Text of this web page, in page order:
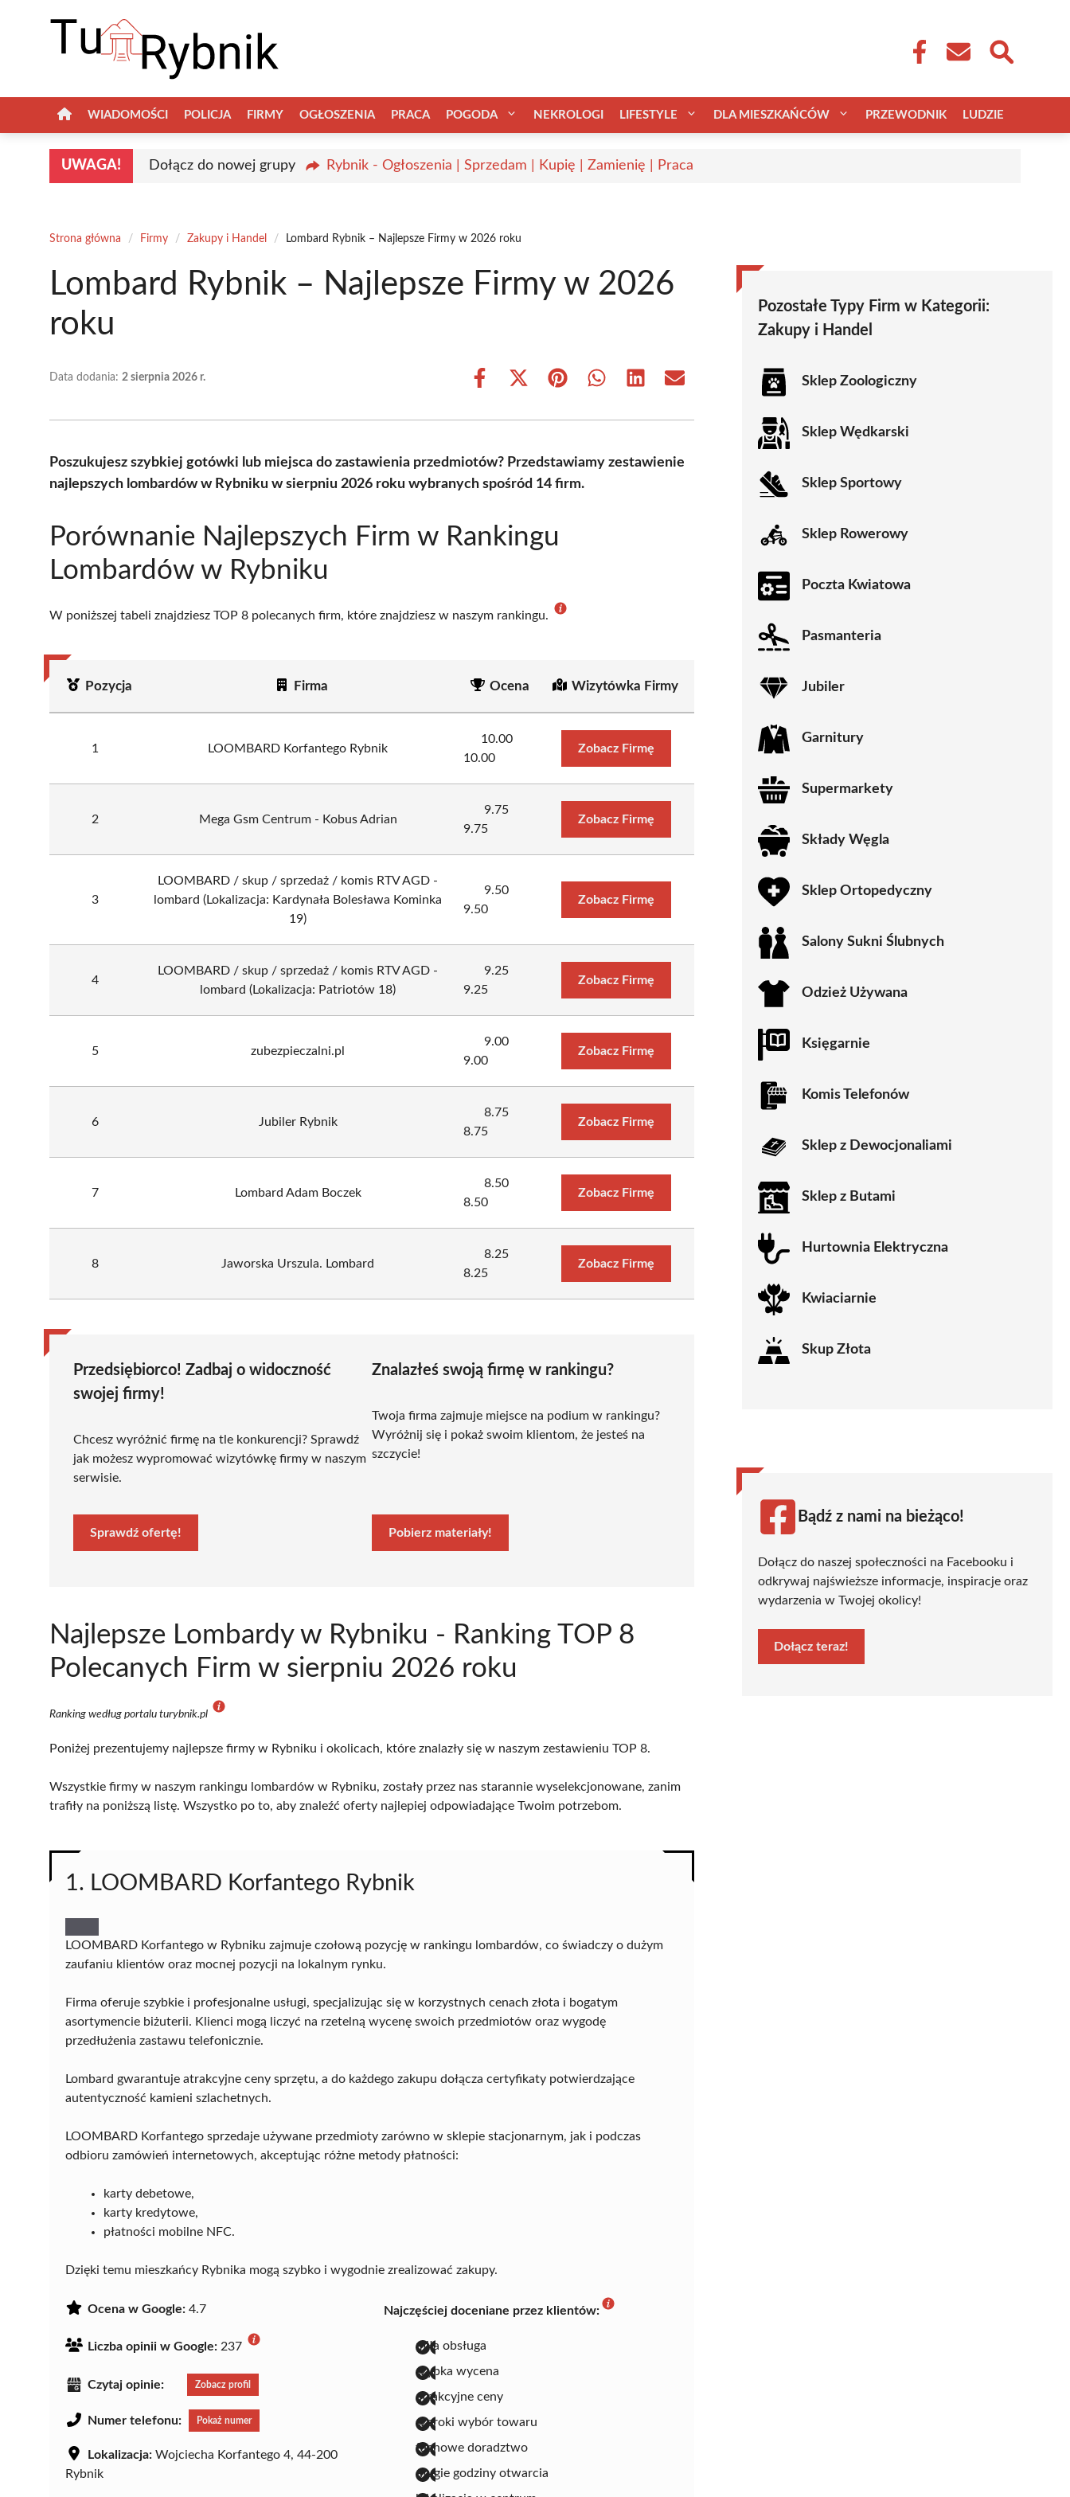
WIADOMOŚCI POLICJA FIRMY OGŁOSZENIA PRACA POGODA NEKROLOGI LIFESTYLE DLA MIESZKAŃCÓW PRZEWODNIK LUDZIE
UWAGA! Dołącz do nowej grupy Rybnik - Ogłoszenia | Sprzedam | Kupię | Zamienię | Praca
Strona główna / Firmy / Zakupy i Handel / Lombard Rybnik – Najlepsze Firmy w 2026 roku
Lombard Rybnik – Najlepsze Firmy w 2026
roku
Data dodania: 2 sierpnia 2026 r.
Share
Share
(Twitter)
Share Share Share Share
Poszukujesz szybkiej gotówki lub miejsca do zastawienia przedmiotów? Przedstawiamy zestawienie
najlepszych lombardów w Rybniku w sierpniu 2026 roku wybranych spośród 14 firm.
Porównanie Najlepszych Firm w Rankingu
Lombardów w Rybniku
W poniższej tabeli znajdziesz TOP 8 polecanych firm, które znajdziesz w naszym rankingu.
Pozycja Firma Ocena Wizytówka Firmy
1 LOOMBARD Korfantego Rybnik
10.00
10.00
Zobacz Firmę
2 Mega Gsm Centrum - Kobus Adrian
9.75
9.75
Zobacz Firmę
3
LOOMBARD / skup / sprzedaż / komis RTV AGD -
lombard (Lokalizacja: Kardynała Bolesława Kominka
19)
9.50
9.50
Zobacz Firmę
4
LOOMBARD / skup / sprzedaż / komis RTV AGD -
lombard (Lokalizacja: Patriotów 18)
9.25
9.25
Zobacz Firmę
5 zubezpieczalni.pl
9.00
9.00
Zobacz Firmę
6 Jubiler Rybnik
8.75
8.75
Zobacz Firmę
7 Lombard Adam Boczek
8.50
8.50
Zobacz Firmę
8 Jaworska Urszula. Lombard
8.25
8.25
Zobacz Firmę
Przedsiębiorco! Zadbaj o widoczność
swojej firmy!
Chcesz wyróżnić firmę na tle konkurencji? Sprawdź
jak możesz wypromować wizytówkę firmy w naszym
serwisie.
Sprawdź ofertę!
Znalazłeś swoją firmę w rankingu?
Twoja firma zajmuje miejsce na podium w rankingu?
Wyróżnij się i pokaż swoim klientom, że jesteś na
szczycie!
Pobierz materiały!
Najlepsze Lombardy w Rybniku - Ranking TOP 8
Polecanych Firm w sierpniu 2026 roku
Ranking według portalu turybnik.pl
Poniżej prezentujemy najlepsze firmy w Rybniku i okolicach, które znalazły się w naszym zestawieniu TOP 8.
Wszystkie firmy w naszym rankingu lombardów w Rybniku, zostały przez nas starannie wyselekcjonowane, zanim
trafiły na poniższą listę. Wszystko po to, aby znaleźć oferty najlepiej odpowiadające Twoim potrzebom.
1. LOOMBARD Korfantego Rybnik
LOOMBARD Korfantego w Rybniku zajmuje czołową pozycję w rankingu lombardów, co świadczy o dużym
zaufaniu klientów oraz mocnej pozycji na lokalnym rynku.
Firma oferuje szybkie i profesjonalne usługi, specjalizując się w korzystnych cenach złota i bogatym
asortymencie biżuterii. Klienci mogą liczyć na rzetelną wycenę swoich przedmiotów oraz wygodę
przedłużenia zastawu telefonicznie.
Lombard gwarantuje atrakcyjne ceny sprzętu, a do każdego zakupu dołącza certyfikaty potwierdzające
autentyczność kamieni szlachetnych.
LOOMBARD Korfantego sprzedaje używane przedmioty zarówno w sklepie stacjonarnym, jak i podczas
odbioru zamówień internetowych, akceptując różne metody płatności:
karty debetowe,
karty kredytowe,
płatności mobilne NFC.
Dzięki temu mieszkańcy Rybnika mogą szybko i wygodnie zrealizować zakupy.
Ocena w Google: 4.7
Liczba opinii w Google: 237
Czytaj opinie: Zobacz profil
Numer telefonu: Pokaż numer
Lokalizacja: Wojciecha Korfantego 4, 44-200
Rybnik
Najczęściej doceniane przez klientów:
miła obsługa
szybka wycena
atrakcyjne ceny
szeroki wybór towaru
fachowe doradztwo
długie godziny otwarcia
Pozostałe Typy Firm w Kategorii:
Zakupy i Handel
Sklep Zoologiczny
Sklep Wędkarski
Sklep Sportowy
Sklep Rowerowy
Poczta Kwiatowa
Pasmanteria
Jubiler
Garnitury
Supermarkety
Składy Węgla
Sklep Ortopedyczny
Salony Sukni Ślubnych
Odzież Używana
Księgarnie
Komis Telefonów
Sklep z Dewocjonaliami
Sklep z Butami
Hurtownia Elektryczna
Kwiaciarnie
Skup Złota
Bądź z nami na bieżąco!
Dołącz do naszej społeczności na Facebooku i
odkrywaj najświeższe informacje, inspiracje oraz
wydarzenia w Twojej okolicy!
Dołącz teraz!